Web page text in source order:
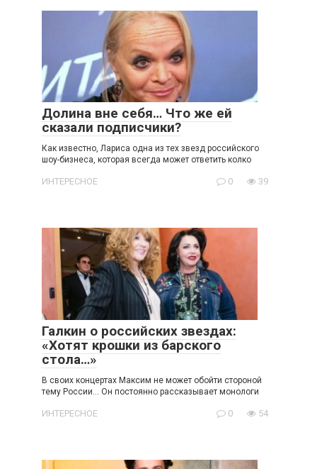
Долина вне себя… Что же ей
сказали подписчики?
Как известно, Лариса одна из тех звезд российского
шоу-бизнеса, которая всегда может ответить колко
ИНТЕРЕСНОЕ 0 39
Галкин о российских звездах:
«Хотят крошки из барского
стола…»
В своих концертах Максим не может обойти стороной
тему России… Он постоянно рассказывает монологи
ИНТЕРЕСНОЕ 0 54